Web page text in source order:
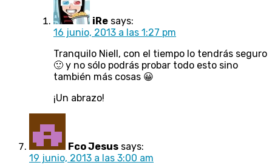
iRe says:
16 junio, 2013 a las 1:27 pm
Tranquilo Niell, con el tiempo lo tendrás seguro
🙂 y no sólo podrás probar todo esto sino
también más cosas 😀
¡Un abrazo!
Fco Jesus says:
19 junio, 2013 a las 3:00 am